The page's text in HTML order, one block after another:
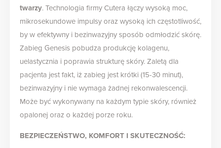
twarzy. Technologia firmy Cutera łączy wysoką moc,
mikrosekundowe impulsy oraz wysoką ich częstotliwość,
by w efektywny i bezinwazyjny sposób odmłodzić skórę.
Zabieg Genesis pobudza produkcję kolagenu,
uelastycznia i poprawia strukturę skóry. Zaletą dla
pacjenta jest fakt, iż zabieg jest krótki (15-30 minut),
bezinwazyjny i nie wymaga żadnej rekonwalescencji.
Może być wykonywany na każdym typie skóry, również
opalonej oraz o każdej porze roku.
BEZPIECZEŃSTWO, KOMFORT I SKUTECZNOŚĆ: